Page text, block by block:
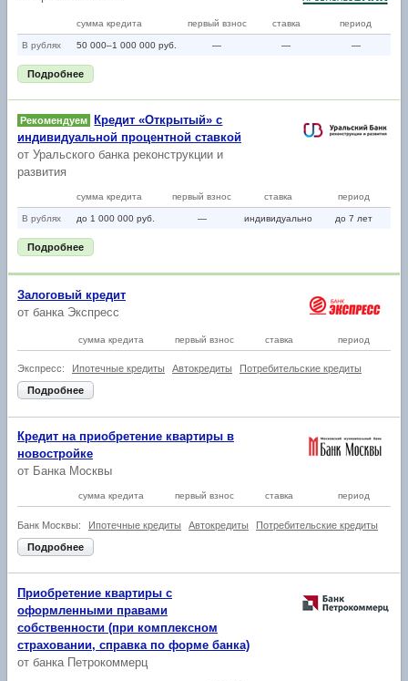
сумма кредита первый взнос ставка период
В рублях 50 000–1 000 000 руб. — — —
Подробнее
Рекомендуем
Кредит «Открытый» с
индивидуальной процентной ставкой
от Уральского банка реконструкции и
развития
сумма кредита первый взнос ставка период
В рублях до 1 000 000 руб. — индивидуально до 7 лет
Подробнее
Залоговый кредит
от банка Экспресс
сумма кредита первый взнос ставка период
Экспресс: Ипотечные кредиты Автокредиты
Потребительские кредиты
Подробнее
Кредит на приобретение квартиры в
новостройке
от Банка Москвы
сумма кредита первый взнос ставка период
Банк Москвы: Ипотечные кредиты Автокредиты
Потребительские кредиты
Подробнее
Приобретение квартиры с
оформленными правами
собственности (при комплексном
страховании, справка по форме банка)
от банка Петрокоммерц